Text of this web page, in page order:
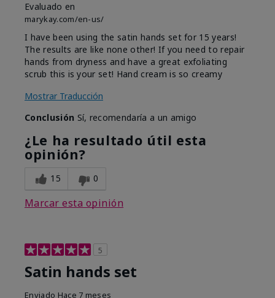
Evaluado en
marykay.com/en-us/
I have been using the satin hands set for 15 years!
The results are like none other! If you need to repair
hands from dryness and have a great exfoliating
scrub this is your set! Hand cream is so creamy
Mostrar Traducción
Conclusión Sí, recomendaría a un amigo
¿Le ha resultado útil esta
opinión?
15 0
Marcar esta opinión
5
Satin hands set
Enviado Hace 7 meses